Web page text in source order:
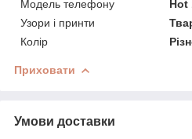
Модель телефону
Hot
Узори і принти
Колір
Приховати
Умови доставки